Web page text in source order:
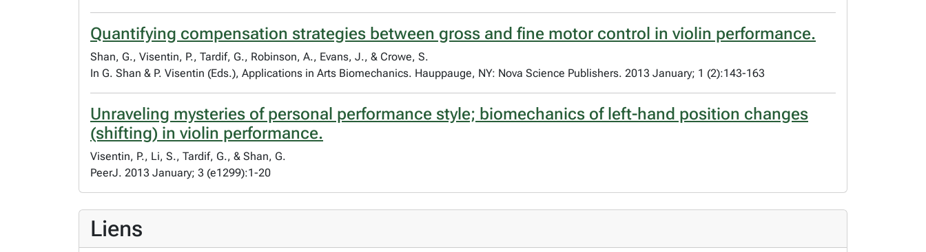
Quantifying compensation strategies between gross and fine motor control in violin performance.
Shan, G., Visentin, P., Tardif, G., Robinson, A., Evans, J., & Crowe, S.
In G. Shan & P. Visentin (Eds.), Applications in Arts Biomechanics. Hauppauge, NY: Nova Science Publishers. 2013 January; 1 (2):143-163
Unraveling mysteries of personal performance style; biomechanics of left-hand position changes
(shifting) in violin performance.
Visentin, P., Li, S., Tardif, G., & Shan, G.
PeerJ. 2013 January; 3 (e1299):1-20
Liens